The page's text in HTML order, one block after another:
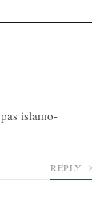
islamo-
REPLY